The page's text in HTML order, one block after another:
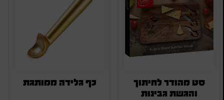
סט מהודר לחיתוך
והגשת גבינות
כף גלידה ממותגת